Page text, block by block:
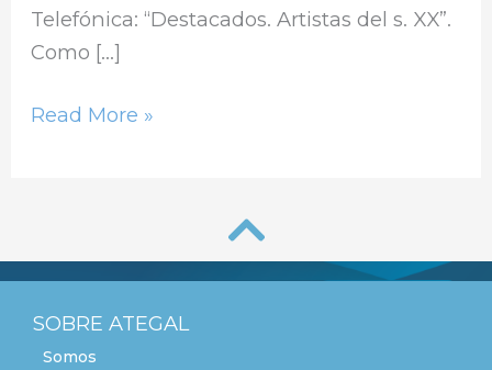
Telefónica: “Destacados. Artistas del s. XX”.
Como […]
Read More »
SOBRE ATEGAL
Somos